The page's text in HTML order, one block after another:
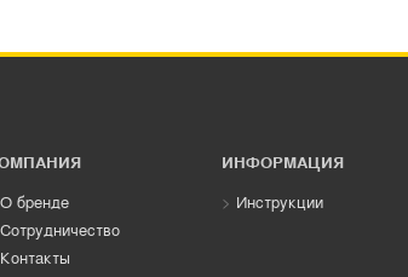
О бренде
Сотрудничество
Контакты
ИНФОРМАЦИЯ
Инструкции